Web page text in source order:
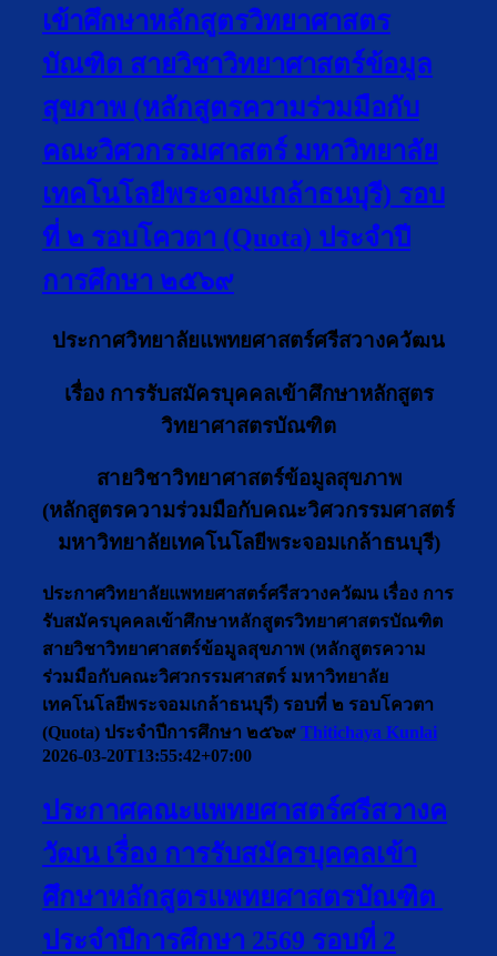
เข้าศึกษาหลักสูตรวิทยาศาสตร
บัณฑิต สายวิชาวิทยาศาสตร์ข้อมูล
สุขภาพ (หลักสูตรความร่วมมือกับ
คณะวิศวกรรมศาสตร์ มหาวิทยาลัย
เทคโนโลยีพระจอมเกล้าธนบุรี) รอบ
ที่ ๒ รอบโควตา (Quota) ประจำปี
การศึกษา ๒๕๖๙
ประกาศวิทยาลัยแพทยศาสตร์ศรีสวางควัฒน
เรื่องการรับสมัครบุคคลเข้าศึกษาหลักสูตร
วิทยาศาสตรบัณฑิต
สายวิชาวิทยาศาสตร์ข้อมูลสุขภาพ
(หลักสูตรความร่วมมือกับคณะวิศวกรรมศาสตร์
มหาวิทยาลัยเทคโนโลยีพระจอมเกล้าธนบุรี)
ประกาศวิทยาลัยแพทยศาสตร์ศรีสวางควัฒน เรื่อง การ
รับสมัครบุคคลเข้าศึกษาหลักสูตรวิทยาศาสตรบัณฑิต
สายวิชาวิทยาศาสตร์ข้อมูลสุขภาพ (หลักสูตรความ
ร่วมมือกับคณะวิศวกรรมศาสตร์ มหาวิทยาลัย
เทคโนโลยีพระจอมเกล้าธนบุรี) รอบที่ ๒ รอบโควตา
(Quota) ประจำปีการศึกษา ๒๕๖๙ Thitichaya Kunlai
2026-03-20T13:55:42+07:00
ประกาศคณะแพทยศาสตร์ศรีสวางค
วัฒน เรื่อง การรับสมัครบุคคลเข้า
ศึกษาหลักสูตรแพทยศาสตรบัณฑิต
ประจำปีการศึกษา 2569 รอบที่ 2